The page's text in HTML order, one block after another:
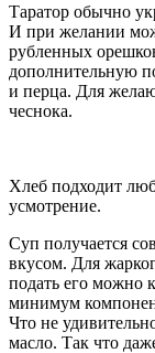
Таратор обычно
И при желании
рубленных
дополнительную
и перца. Для
чеснока.
Хлеб подходит
усмотрение.
Суп получается
вкусом. Для
подать его можно
минимум
Что не
масло. Так что